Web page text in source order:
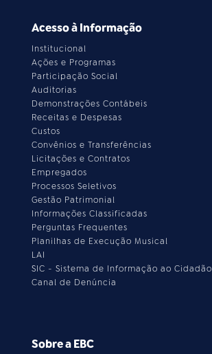
Acesso à Informação
Institucional
Ações e Programas
Participação Social
Auditorias
Demonstrações Contábeis
Receitas e Despesas
Custos
Convênios e Transferências
Licitações e Contratos
Empregados
Processos Seletivos
Gestão Patrimonial
Informações Classificadas
Perguntas Frequentes
Planilhas de Execução Musical
LAI
SIC - Sistema de Informação ao Cidadão
Canal de Denúncia
Sobre a EBC